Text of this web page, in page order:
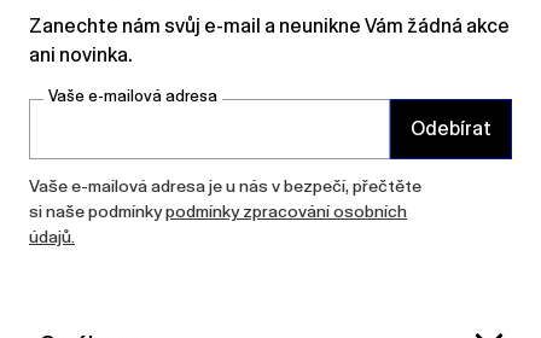
Zanechte nám svůj e-mail a neunikne Vám žádná akce
ani novinka.
Vaše e-mailová adresa
Odebírat
Vaše e-mailová adresa je u nás v bezpečí, přečtěte
si naše podmínkypodmínky zpracování osobních
údajů.